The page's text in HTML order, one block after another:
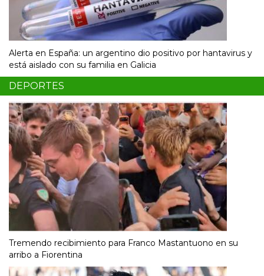
Alerta en España: un argentino dio positivo por hantavirus y
está aislado con su familia en Galicia
DEPORTES
Tremendo recibimiento para Franco Mastantuono en su
arribo a Fiorentina